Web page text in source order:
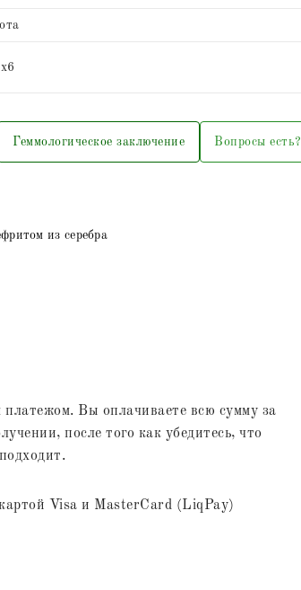
Геммологическое заключение Вопросы есть?
из серебра
Вы оплачиваете всю сумму за
после того как убедитесь, что
Visa и MasterCard (LiqPay)